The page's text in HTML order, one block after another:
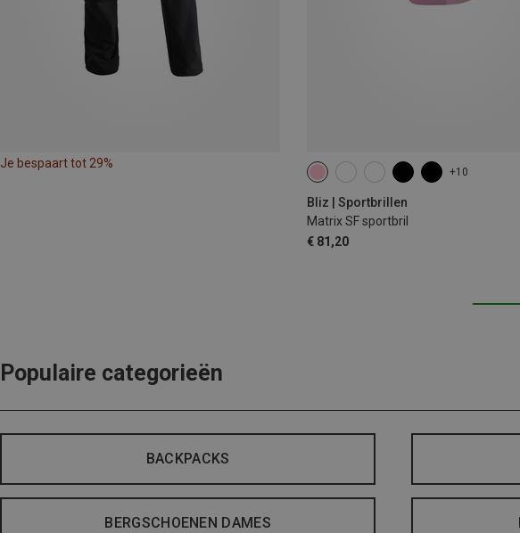
Je bespaart tot 29%
+10
Bliz | Sportbrillen
Matrix SF sportbril
€ 81,20
Populaire categorieën
BACKPACKS
BERGSCHOENEN DAMES